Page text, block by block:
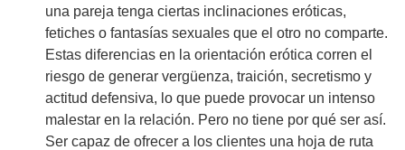
una pareja tenga ciertas inclinaciones eróticas,
fetiches o fantasías sexuales que el otro no comparte.
Estas diferencias en la orientación erótica corren el
riesgo de generar vergüenza, traición, secretismo y
actitud defensiva, lo que puede provocar un intenso
malestar en la relación. Pero no tiene por qué ser así.
Ser capaz de ofrecer a los clientes una hoja de ruta